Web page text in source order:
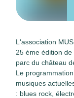
L'association
25 ème édition
parc du château
Le
musiques
: blues rock,